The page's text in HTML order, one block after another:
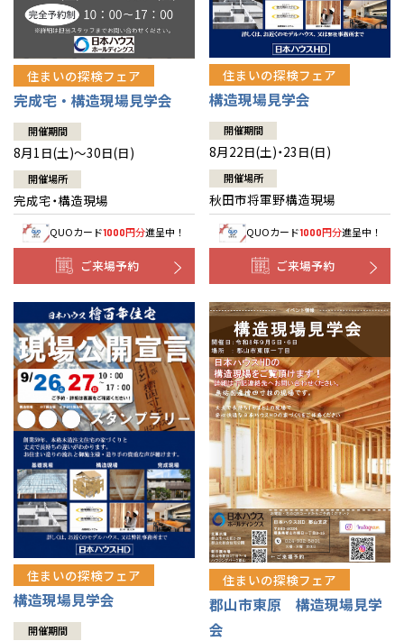
住まいの探検フェア
完成宅・構造現場見学会
開催期間
8月1日(土)～30日(日)
開催場所
完成宅・構造現場
QUOカード1000円分進呈中！
ご来場予約
住まいの探検フェア
構造現場見学会
開催期間
8月22日(土)・23日(日)
開催場所
秋田市将軍野構造現場
QUOカード1000円分進呈中！
ご来場予約
住まいの探検フェア
構造現場見学会
開催期間
住まいの探検フェア
郡山市東原 構造現場見学
会
山口
徳島
高知
鹿児島
長崎
沖縄